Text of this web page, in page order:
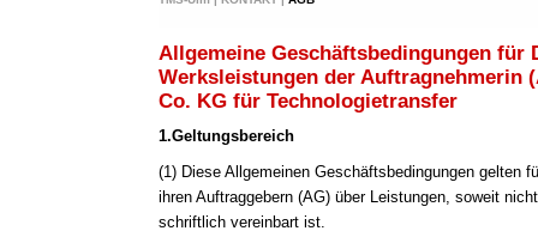
Allgemeine Geschäftsbedingungen für
Werksleistungen der Auftragnehmerin
Co. KG für Technologietransfer
1.Geltungsbereich
(1) Diese Allgemeinen Geschäftsbedingungen gelten
ihren Auftraggebern (AG) über Leistungen, soweit
schriftlich vereinbart ist.